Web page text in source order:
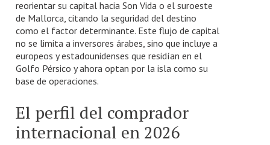
reorientar su capital hacia Son Vida o el suroeste
de Mallorca, citando la seguridad del destino
como el factor determinante. Este flujo de capital
no se limita a inversores árabes, sino que incluye a
europeos y estadounidenses que residían en el
Golfo Pérsico y ahora optan por la isla como su
base de operaciones.
El perfil del comprador
internacional en 2026